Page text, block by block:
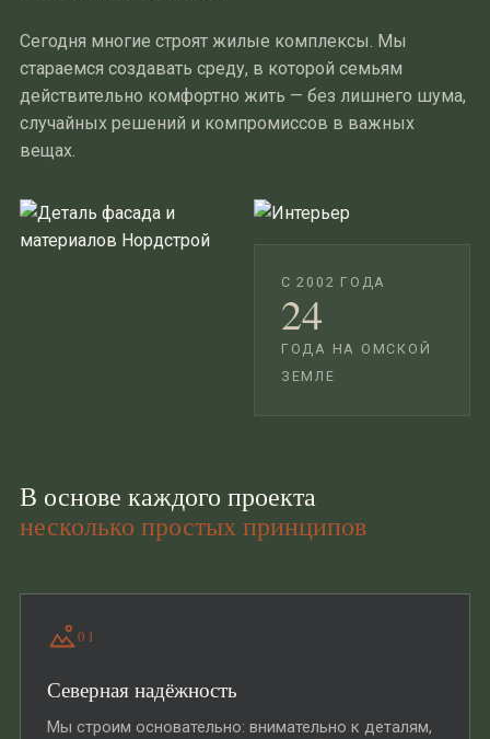
Сегодня многие строят жилые комплексы. Мы
стараемся создавать среду, в которой семьям
действительно комфортно жить — без лишнего шума,
случайных решений и компромиссов в важных
вещах.
С 2002 ГОДА
24
ГОДА НА ОМСКОЙ
ЗЕМЛЕ
В основе каждого проекта
несколько простых принципов
01
Северная надёжность
Мы строим основательно: внимательно к деталям,